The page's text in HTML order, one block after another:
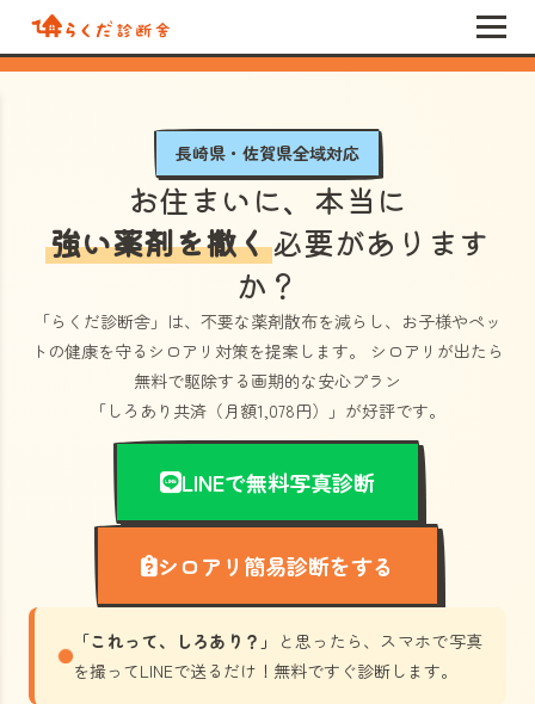
長崎県・佐賀県全域対応
お住まいに、本当に
強い薬剤を撒く必要があります
か？
「らくだ診断舎」 は、不要な薬剤散布を減らし、お子様やペッ
トの健康を守るシロアリ対策を提案します。 シロアリが出たら
無料で駆除する画期的な安心プラン
「しろあり共済（月額1,078円）」 が好評です。
LINEで無料写真診断
シロアリ簡易診断をする
「これって、しろあり？」
と思ったら、スマホで写真
を撮ってLINEで送るだけ！無料ですぐ診断します。